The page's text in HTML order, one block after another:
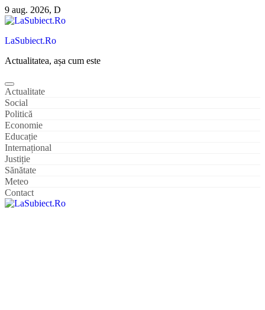
Sari
la
9 aug. 2026, D
LaSubiect.Ro
Actualitatea, așa cum este
Actualitate
Social
Politică
Economie
Educație
Internațional
Justiție
Sănătate
Meteo
Contact